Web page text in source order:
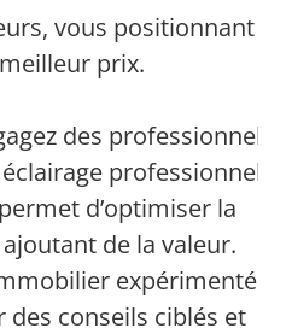
vous positionnant
prix.
des professionnels
professionnel
d’optimiser la
de la valeur.
expérimenté
conseils ciblés et